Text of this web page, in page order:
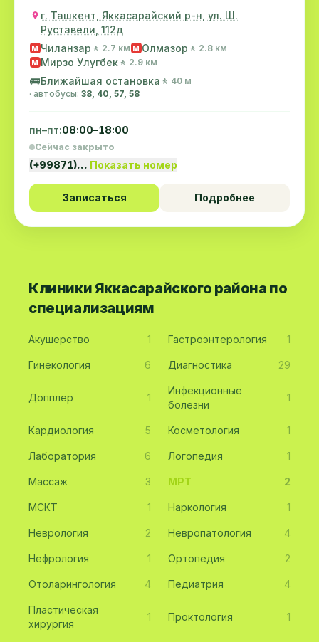
г. Ташкент, Яккасарайский р-н, ул. Ш.
Руставели, 112д
M Чиланзар 🚶 2.7 км M Олмазор 🚶 2.8 км
M Мирзо Улугбек 🚶 2.9 км
🚌Ближайшая остановка 🚶 40 м
· автобусы: 38, 40, 57, 58
пн–пт:08:00–18:00
Сейчас закрыто
(+99871)… Показать номер
Записаться Подробнее
Клиники Яккасарайского района по
специализациям
Акушерство 1 Гастроэнтерология 1
Гинекология 6 Диагностика 29
Допплер 1
Инфекционные
болезни
1
Кардиология 5 Косметология 1
Лаборатория 6 Логопедия 1
Массаж 3 МРТ 2
МСКТ 1 Наркология 1
Неврология 2 Невропатология 4
Нефрология 1 Ортопедия 2
Отоларингология 4 Педиатрия 4
Пластическая
хирургия
1 Проктология 1